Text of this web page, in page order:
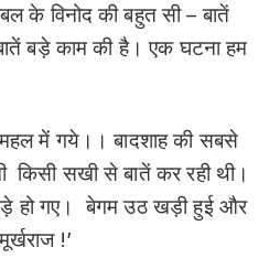
के विनोद की बहुत सी – बातें
बड़े काम की है। एक घटना हम
में गये।। बादशाह की सबसे
किसी सखी से बातें कर रही थी।
हो गए। बेगम उठ खड़ी हुई और
!’